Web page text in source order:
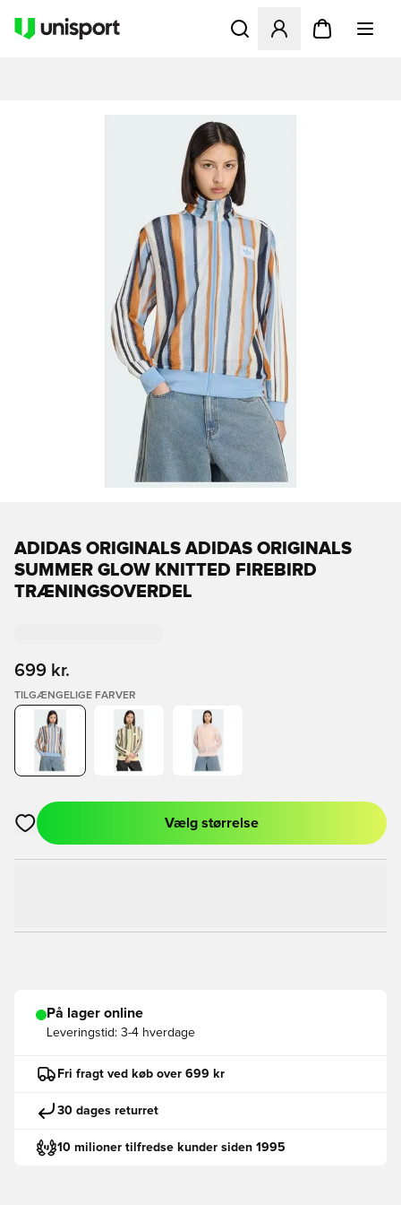
Åbner en Modal til at
ADIDAS ORIGINALS ADIDAS ORIGINALS
SUMMER GLOW KNITTED FIREBIRD
TRÆNINGSOVERDEL
699 kr.
TILGÆNGELIGE FARVER
Åbner en Modal til at logge ind eller tilmelde dig som medlem
Vælg størrelse
På lager online
Leveringstid: 3-4 hverdage
Fri fragt ved køb over 699 kr
30 dages returret
10 milioner tilfredse kunder siden 1995